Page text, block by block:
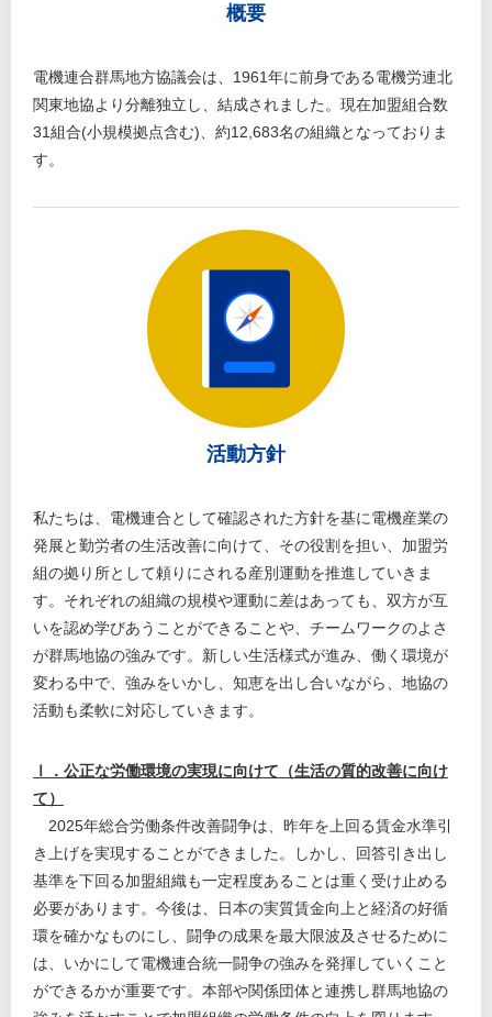
概要
電機連合群馬地方協議会は、1961年に前身である電機労連北
関東地協より分離独立し、結成されました。現在加盟組合数
31組合(小規模拠点含む)、約12,683名の組織となっておりま
す。
活動方針
私たちは、電機連合として確認された方針を基に電機産業の
発展と勤労者の生活改善に向けて、その役割を担い、加盟労
組の拠り所として頼りにされる産別運動を推進していきま
す。それぞれの組織の規模や運動に差はあっても、双方が互
いを認め学びあうことができることや、チームワークのよさ
が群馬地協の強みです。新しい生活様式が進み、働く環境が
変わる中で、強みをいかし、知恵を出し合いながら、地協の
活動も柔軟に対応していきます。
Ⅰ．公正な労働環境の実現に向けて（生活の質的改善に向け
て）
2025年総合労働条件改善闘争は、昨年を上回る賃金水準引
き上げを実現することができました。しかし、回答引き出し
基準を下回る加盟組織も一定程度あることは重く受け止める
必要があります。今後は、日本の実質賃金向上と経済の好循
環を確かなものにし、闘争の成果を最大限波及させるために
は、いかにして電機連合統一闘争の強みを発揮していくこと
ができるかが重要です。本部や関係団体と連携し群馬地協の